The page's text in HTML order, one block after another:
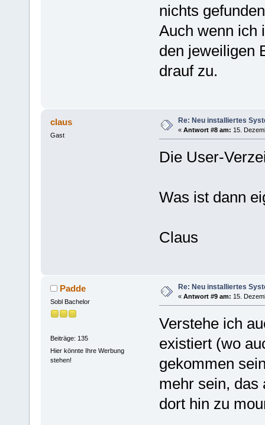
nichts
Auch wenn ich
den jeweiligen
drauf zu.
claus
Gast
Re: Neu installiertes
« Antwort #8 am: 15.
Die User-
Was ist dann
Claus
Padde
Sobl Bachelor
Beiträge: 135
Hier könnte Ihre Werbung
stehen!
Re: Neu installiertes
« Antwort #9 am: 15.
Verstehe ich
existiert (wo
gekommen
mehr sein, das
dort hin zu